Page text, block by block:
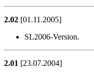
2.02 [01.11.2005]
SL2006-Version.
2.01 [23.07.2004]